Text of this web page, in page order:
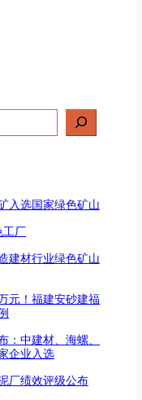
入选国家绿色矿山
工厂
建材行业绿色矿山
元！福建安砂建福
：中建材、海螺、
企业入选
厂绩效评级公布